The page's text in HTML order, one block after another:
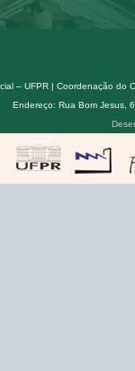
– UFPR | Coordenação do
Endereço: Rua Bom Jesus,